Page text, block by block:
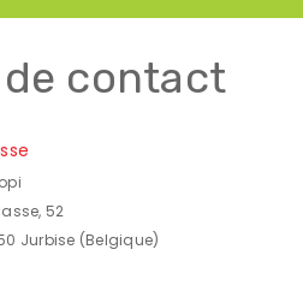
contact
52
Jurbise (Belgique)